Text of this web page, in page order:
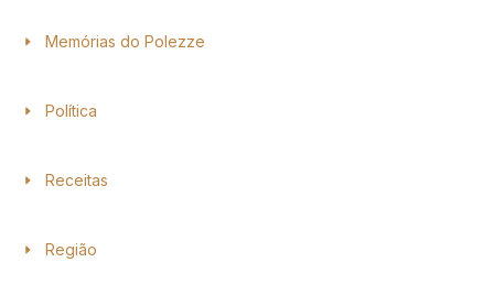
Memórias do Polezze
Política
Receitas
Região